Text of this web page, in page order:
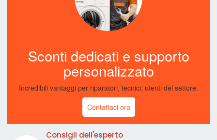
Sconti dedicati e supporto
personalizzato
Incredibili vantaggi per riparatori, tecnici, utenti del settore.
Contattaci ora
Consigli dell'esperto